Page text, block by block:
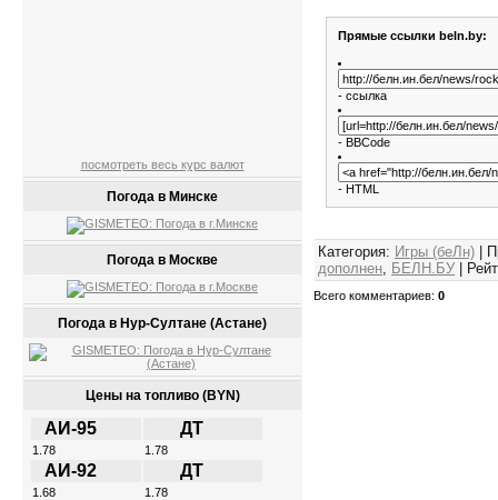
посмотреть весь курс валют
Погода в Минске
Погода в Москве
Погода в Нур-Султане (Астане)
Цены на топливо (BYN)
АИ-95 ДТ
1.78 1.78
АИ-92 ДТ
1.68 1.78
Прямые ссылки beln.by:
- ссылка
- BBCode
- HTML
Категория: Игры (беЛн)
дополнен
БЕЛН.БУ
Всего комментариев: 0